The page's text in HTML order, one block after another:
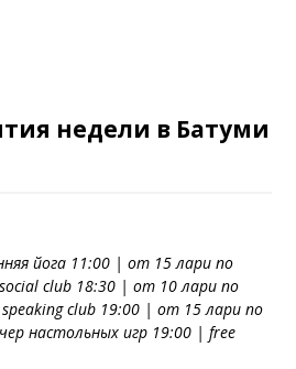
недели в Батуми
йога 11:00 | от 15 лари по
club 18:30 | от 10 лари по
speaking club 19:00 | от 15 лари по
настольных игр 19:00 | free